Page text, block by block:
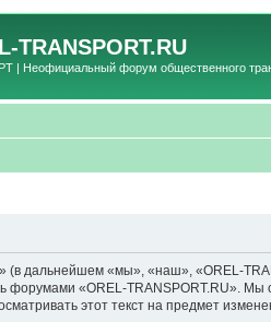
TRANSPORT.RU
форум общественного
дальнейшем «мы», «наш», «OREL-
форумами «OREL-TRANSPORT.RU».
этот текст на предмет